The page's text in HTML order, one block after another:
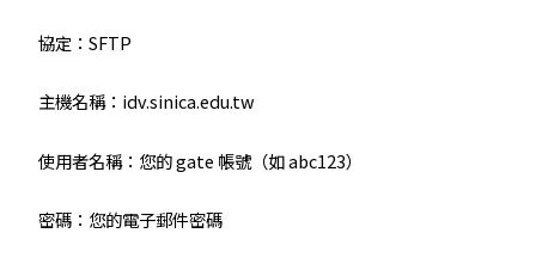
協定：SFTP
主機名稱：idv.sinica.edu.tw
使用者名稱：您的 gate 帳號（如 abc123）
密碼：您的電子郵件密碼